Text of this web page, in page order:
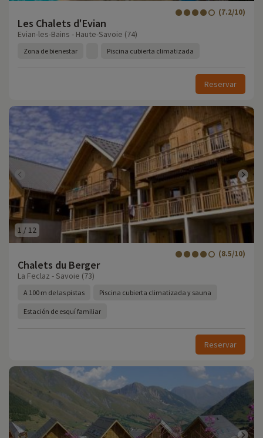
Les Chalets d'Evian
(7.2/10)
Evian-les-Bains - Haute-Savoie (74)
Zona de bienestar Piscina cubierta climatizada
Reservar
1 / 12
Chalets du Berger
(8.5/10)
La Feclaz - Savoie (73)
A 100 m de las pistas Piscina cubierta climatizada y sauna
Estación de esquí familiar
Reservar